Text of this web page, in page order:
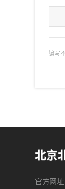
编写
官方网址